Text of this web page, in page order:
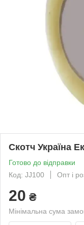
Скотч Україна
Готово до відправки
Код: JJ100
Опт і
20 ₴
Мінімальна сума